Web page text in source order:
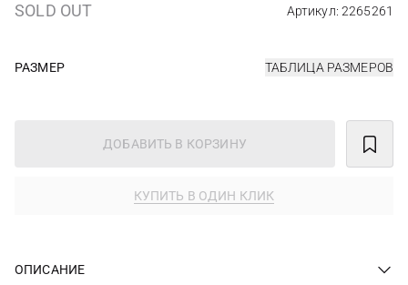
SOLD OUT Артикул: 2265261
РАЗМЕР ТАБЛИЦА РАЗМЕРОВ
ДОБАВИТЬ В КОРЗИНУ
КУПИТЬ В ОДИН КЛИК
ОПИСАНИЕ